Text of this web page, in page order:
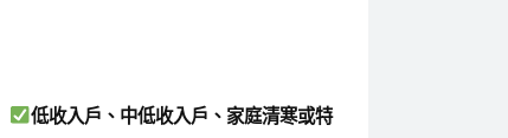
低收入戶、中低收入戶、家庭清寒或特